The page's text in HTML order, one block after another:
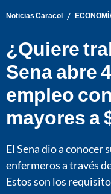
Noticias Caracol /
¿Quiere
Sena abre
empleo
mayores a
El Sena dio a conocer
enfermeros a través
Estos son los